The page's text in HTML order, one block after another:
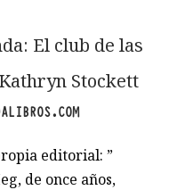
El club de las
Stockett
editorial: ”
de once años,